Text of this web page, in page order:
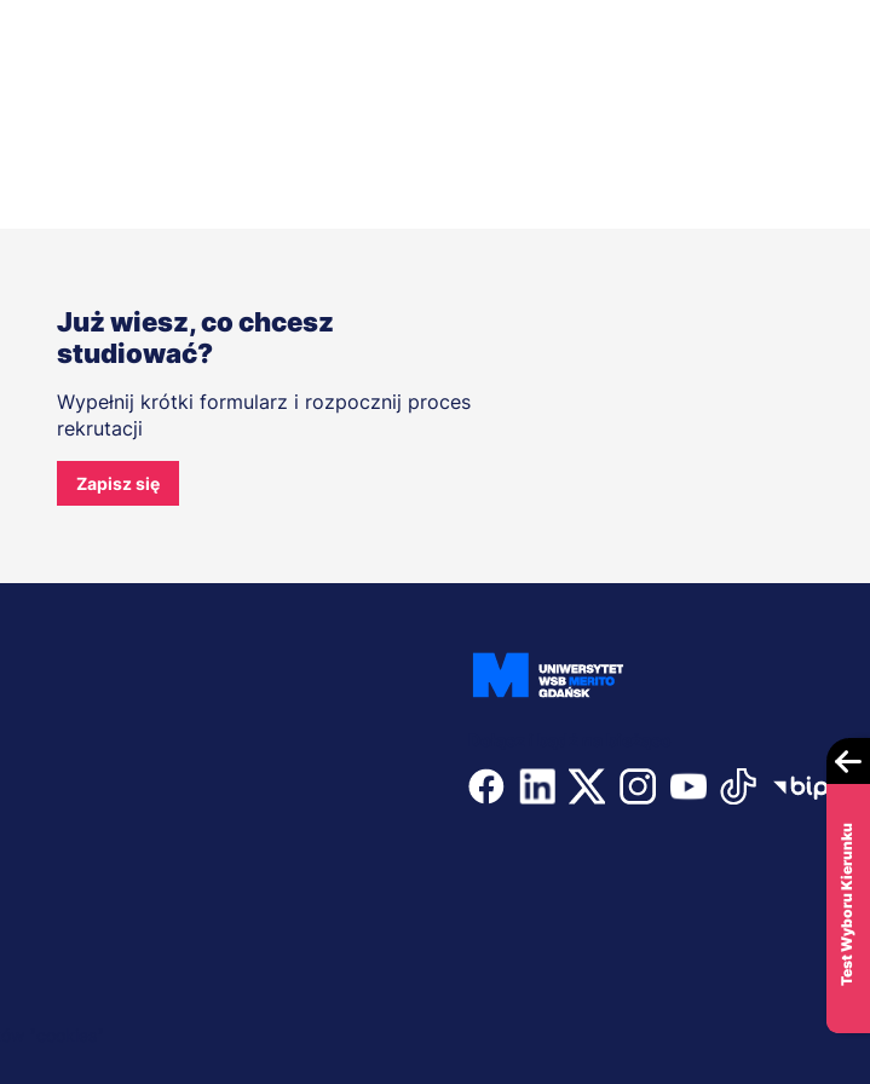
Już wiesz, co chcesz
studiować?
Wypełnij krótki formularz i rozpocznij proces
rekrutacji
Zapisz się
Test Wyboru Kierunku